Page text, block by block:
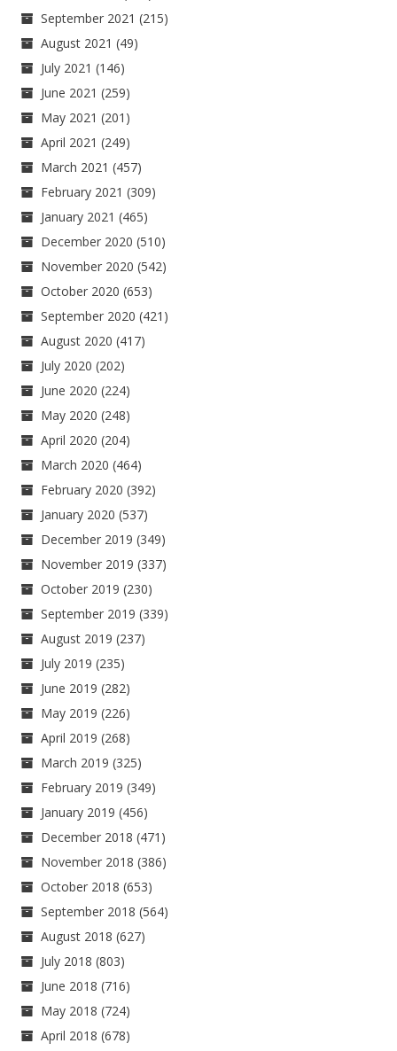
September 2021 (215)
August 2021 (49)
July 2021 (146)
June 2021 (259)
May 2021 (201)
April 2021 (249)
March 2021 (457)
February 2021 (309)
January 2021 (465)
December 2020 (510)
November 2020 (542)
October 2020 (653)
September 2020 (421)
August 2020 (417)
July 2020 (202)
June 2020 (224)
May 2020 (248)
April 2020 (204)
March 2020 (464)
February 2020 (392)
January 2020 (537)
December 2019 (349)
November 2019 (337)
October 2019 (230)
September 2019 (339)
August 2019 (237)
July 2019 (235)
June 2019 (282)
May 2019 (226)
April 2019 (268)
March 2019 (325)
February 2019 (349)
January 2019 (456)
December 2018 (471)
November 2018 (386)
October 2018 (653)
September 2018 (564)
August 2018 (627)
July 2018 (803)
June 2018 (716)
May 2018 (724)
April 2018 (678)